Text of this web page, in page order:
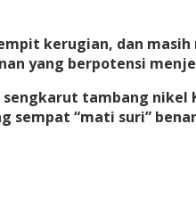
kerugian, dan
yang berpotensi
tambang nikel
sempat “mati suri”